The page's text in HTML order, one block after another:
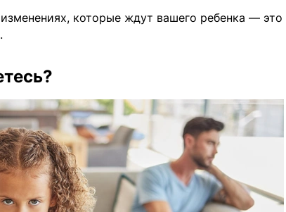
которые ждут вашего ребенка — это